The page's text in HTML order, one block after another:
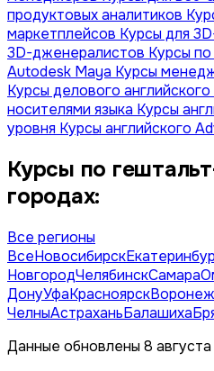
продуктовых аналитиков
маркетплейсов Курсы для
3D-дженералистов Курсы
Autodesk Maya Курсы
Курсы делового английского
носителями языка Курсы
уровня Курсы английского
Курсы по гештальт-терапии в
городах:
Все регионы
ВсеНовосибирск
НовгородЧелябинскСамара
ДонуУфаКрасноярскВоронеж
ЧелныАстраханьБалашиха
Данные обновлены 8 августа